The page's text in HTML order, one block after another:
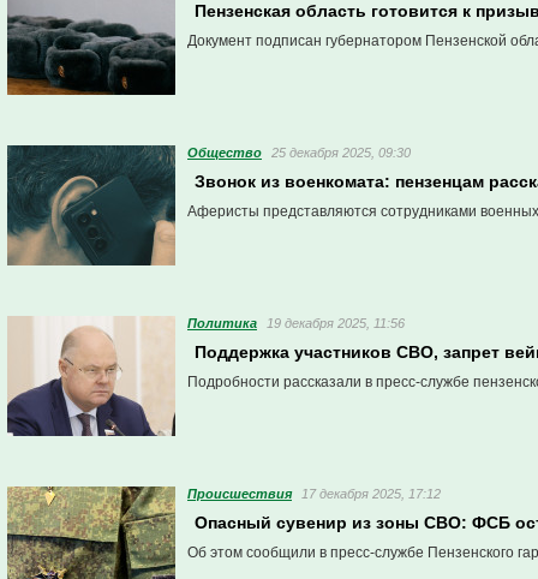
Пензенская область готовится к
Документ подписан губернатором Пензенской
Общество 25 декабря 2025, 09:30
Звонок из военкомата: пензенцам
Аферисты представляются сотрудниками
Политика 19 декабря 2025, 11:56
Поддержка участников СВО, запрет
Подробности рассказали в пресс-службе
Проиcшествия 17 декабря 2025, 17:12
Опасный сувенир из зоны СВО: ФСБ
Об этом сообщили в пресс-службе Пензенского